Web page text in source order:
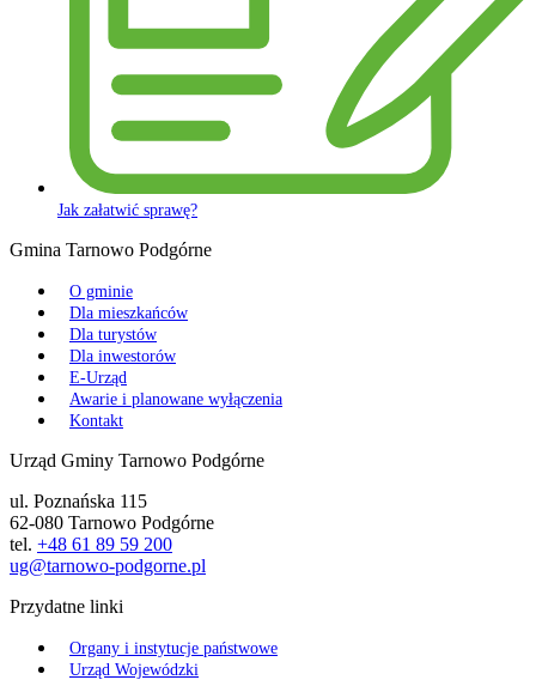
Jak załatwić sprawę?
Gmina Tarnowo Podgórne
O gminie
Dla mieszkańców
Dla turystów
Dla inwestorów
E-Urząd
Awarie i planowane wyłączenia
Kontakt
Urząd Gminy Tarnowo Podgórne
ul. Poznańska 115
62-080 Tarnowo Podgórne
tel. +48 61 89 59 200
ug@tarnowo-podgorne.pl
Przydatne linki
Organy i instytucje państwowe
Urząd Wojewódzki